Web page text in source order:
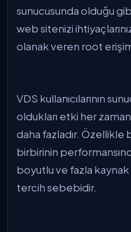
sunucusunda olduğu
web sitenizi
olanak veren root
VDS kullanıcılarının
oldukları etki her
daha fazladır. Özellikle
birbirinin
boyutlu ve fazla kaynak
tercih sebebidir.